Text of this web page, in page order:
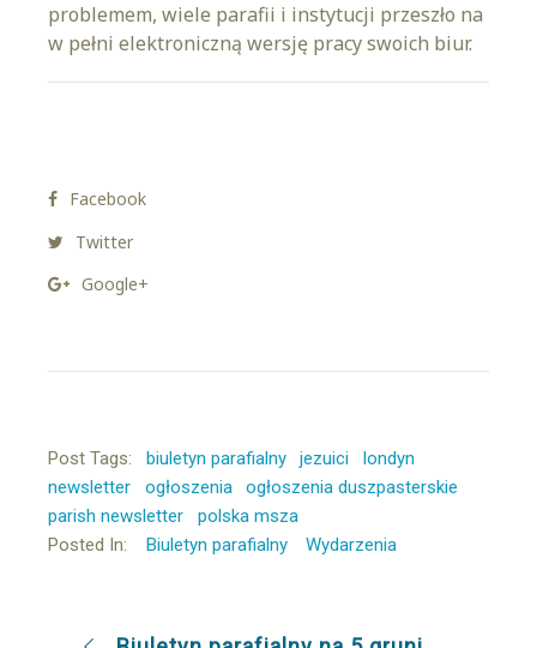
problemem, wiele parafii i instytucji przeszło na
w pełni elektroniczną wersję pracy swoich biur.
Facebook
Twitter
Google+
Post Tags: biuletyn parafialny jezuici
londyn
newsletter
ogłoszenia
ogłoszenia duszpasterskie
parish newsletter
polska msza
Posted In:
Biuletyn parafialny Wydarzenia